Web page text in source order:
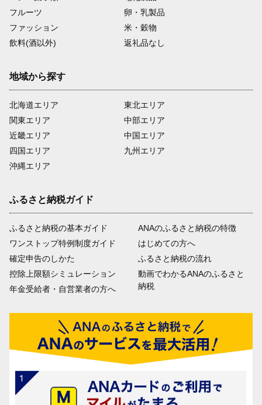
フルーツ
卵・乳製品
ファッション
米・穀物
飲料(酒以外)
返礼品なし
地域から探す
北海道エリア
関東エリア
近畿エリア
四国エリア
沖縄エリア
東北エリア
中部エリア
中国エリア
九州エリア
ふるさと納税ガイド
ふるさと納税の基本ガイド
ワンストップ特例制度ガイド
確定申告のしかた
控除上限額シミュレーション
年金受給者・自営業者の方へ
ANAのふるさと納税の特徴
はじめての方へ
ふるさと納税の流れ
動画でわかるANAのふるさと
納税